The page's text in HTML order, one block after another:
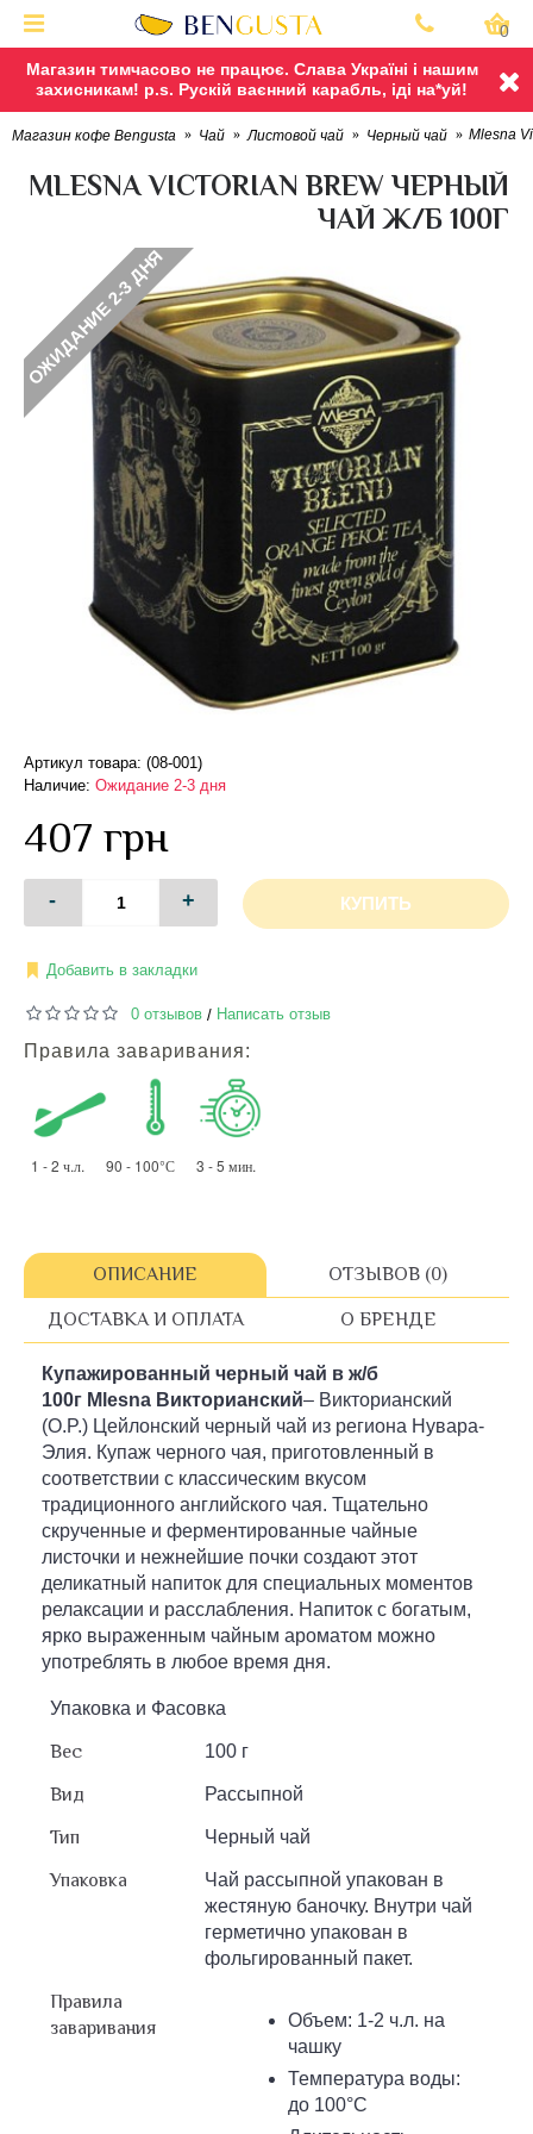
Магазин тимчасово не працює. Слава Україні і нашим
захисникам! p.s. Рускій ваєнний карабль, іді на*уй!
0
Магазин кофе Bengusta Чай Листовой чай Черный чай Mlesna
MLESNA VICTORIAN BREW ЧЕРНЫЙ
ЧАЙ Ж/Б 100Г
ОЖИДАНИЕ 2-3 ДНЯ
Артикул товара: (08-001)
Наличие: Ожидание 2-3 дня
407 грн
- + КУПИТЬ
Добавить в закладки
0 отзывов / Написать отзыв
Правила заваривания:
1 - 2 ч.л. 90 - 100°С 3 - 5 мин.
ОПИСАНИЕ ОТЗЫВОВ (0)
ДОСТАВКА И ОПЛАТА О БРЕНДЕ
Купажированный черный чай в ж/б
100г Mlesna Викторианский– Викторианский
(O.P.) Цейлонский черный чай из региона Нувара-
Элия. Купаж черного чая, приготовленный в
соответствии с классическим вкусом
традиционного английского чая. Тщательно
скрученные и ферментированные чайные
листочки и нежнейшие почки создают этот
деликатный напиток для специальных моментов
релаксации и расслабления. Напиток с богатым,
ярко выраженным чайным ароматом можно
употреблять в любое время дня.
Упаковка и Фасовка
Вес 100 г
Вид Рассыпной
Тип Черный чай
Упаковка
Чай рассыпной упакован в
жестяную баночку. Внутри чай
герметично упакован в
фольгированный пакет.
Правила
заваривания
Объем: 1-2 ч.л. на
чашку
Температура воды:
до 100°С